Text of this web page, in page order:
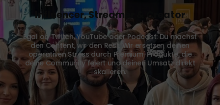
Influencer, Streamer & Creator
Egal ob Twitch, YouTube oder Podcast: Du machst
den Content, wir den Rest. Wir ersetzen deinen
operativen Stress durch Premium-Produkte, die
deine Community feiert und deinen Umsatz direkt
skalieren.